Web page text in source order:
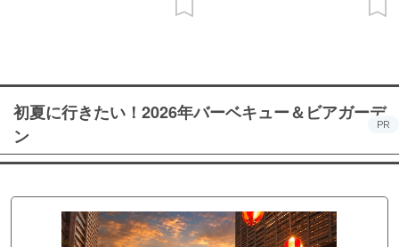
初夏に行きたい！2026年バーベキュー＆ビアガーデ
ン
PR